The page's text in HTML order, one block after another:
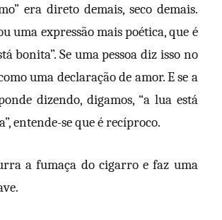
era direto demais, seco demais.
uma expressão mais poética, que é
bonita”. Se uma pessoa diz isso no
uma declaração de amor. E se a
dizendo, digamos, “a lua está
entende-se que é recíproco.
a fumaça do cigarro e faz uma